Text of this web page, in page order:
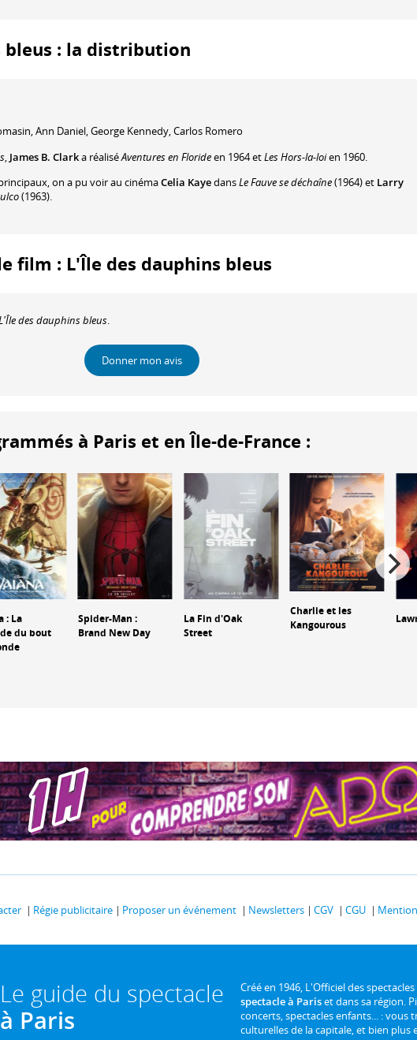
bleus : la distribution
,Ann Daniel,George Kennedy,Carlos Romero
, James B. Clarka réaliséAventures en Florideen 1964 etLes Hors-la-loien 1960.
on a pu voir au cinémaCelia KayedansLe Fauve se déchaîne(1964) et Larry
(1963).
film : L'Île des dauphins bleus
des dauphins bleus.
Donner mon avis
à Paris et en Île-de-France :
: La
du bout
Spider-Man :
Brand New Day
La Fin d'Oak
Street
Charlie et les
Kangourous
Régie publicitaire Proposer un événement Newsletters CGV CGU
Le guide du spectacle
à Paris
Créé en 1946, L'Officiel des
spectacle à Pariset dans sa région.
concerts, spectacles enfants... :
culturelles de la capitale, et bien plus